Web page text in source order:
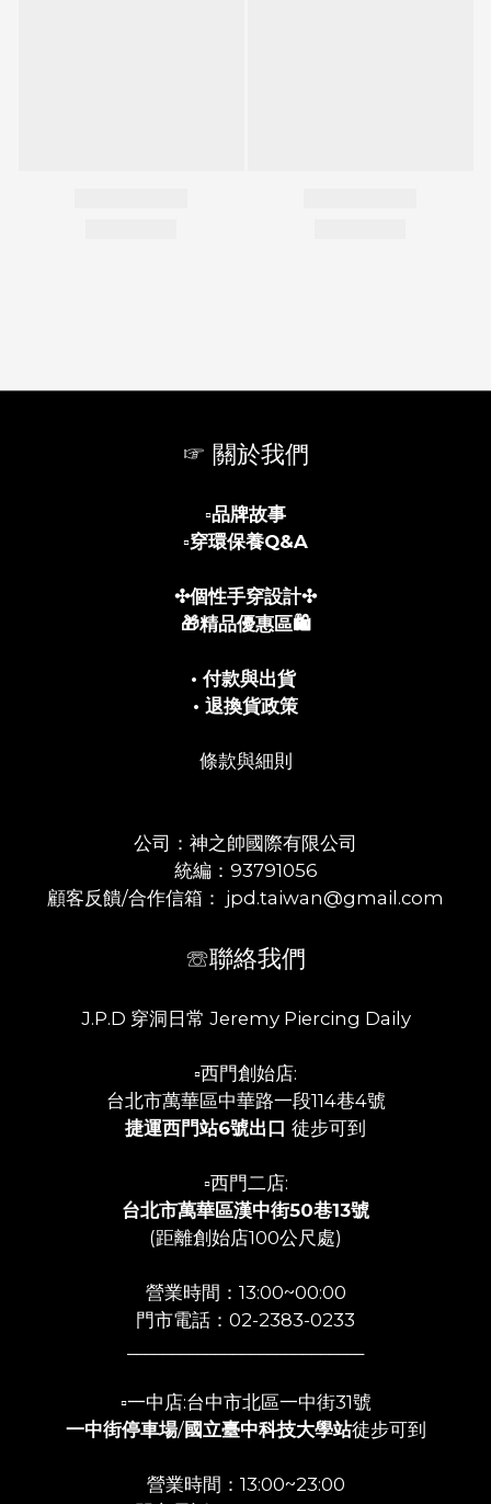
☞ 關於我們
▫️品牌故事
▫️穿環保養Q&A
✣個性手穿設計✣
🎁精品優惠區🛍️
• 付款與出貨
• 退換貨政策
條款與細則
公司：神之帥國際有限公司
統編：93791056
顧客反饋/合作信箱： jpd.taiwan@gmail.com
☏聯絡我們
J.P.D 穿洞日常 Jeremy Piercing Daily
▫️西門創始店:
台北市萬華區中華路一段114巷4號
捷運西門站6號出口 徒步可到
▫️西門二店:
台北市萬華區漢中街50巷13號
(距離創始店100公尺處)
營業時間：13:00~00:00
門市電話：02-2383-0233
▫️一中店:台中市北區一中街31號
一中街停車場/國立臺中科技大學站徒步可到
營業時間：13:00~23:00